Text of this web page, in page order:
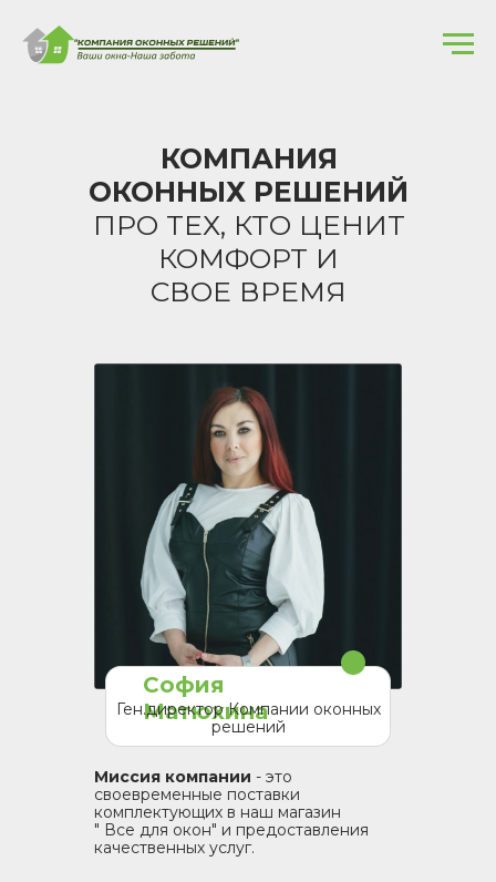
КОМПАНИЯ
ОКОННЫХ РЕШЕНИЙ
ПРО ТЕХ, КТО ЦЕНИТ
КОМФОРТ И
СВОЕ ВРЕМЯ
Миссия компании - это
своевременные поставки
комплектующих в наш магазин
" Все для окон" и предоставления
качественных услуг.
София
Матюхина
Ген.директор Компании оконных
решений